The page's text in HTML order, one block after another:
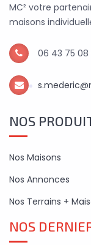
MC² votre
maisons
06 43 75 08
NOS
Nos Maisons
Nos Annonces
Nos Terrains +
NOS